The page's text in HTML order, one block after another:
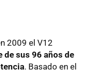
2009 el V12
de sus 96 años de
. Basado en el